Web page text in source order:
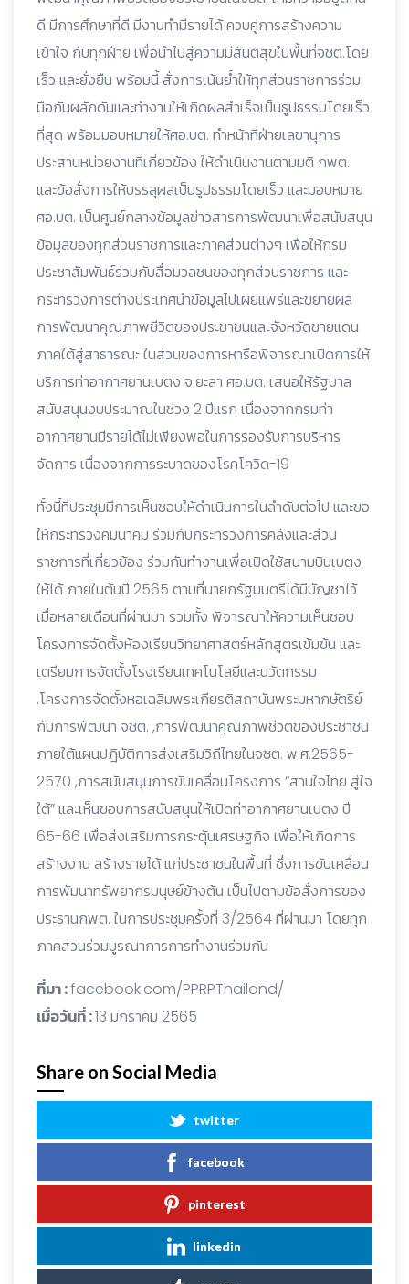
ดี มีการศึกษาที่ดี มีงานทำมีรายได้ ควบคู่การสร้างความ
เข้าใจ กับทุกฝ่าย เพื่อนำไปสู่ความมีสันติสุขในพื้นที่จชต.โดย
เร็ว และยั่งยืน พร้อมนี้ สั่งการเน้นย้ำให้ทุกส่วนราชการร่วม
มือกันผลักดันและทำงานให้เกิดผลสำเร็จเป็นธูปธรรมโดยเร็ว
ที่สุด พร้อมมอบหมายให้ศอ.บต. ทำหน้าที่ฝ่ายเลขานุการ
ประสานหน่วยงานที่เกี่ยวข้อง ให้ดำเนินงานตามมติ กพต.
และข้อสั่งการให้บรรลุผลเป็นรูปธรรมโดยเร็ว และมอบหมาย
ศอ.บต. เป็นศูนย์กลางข้อมูลข่าวสารการพัฒนาเพื่อสนับสนุน
ข้อมูลของทุกส่วนราชการและภาคส่วนต่างๆ เพื่อให้กรม
ประชาสัมพันธ์ร่วมกับสื่อมวลชนของทุกส่วนราชการ และ
กระทรวงการต่างประเทศนำข้อมูลไปเผยแพร่และขยายผล
การพัฒนาคุณภาพชีวิตของประชาชนและจังหวัดชายแดน
ภาคใต้สู่สาธารณะ ในส่วนของการหารือพิจารณาเปิดการให้
บริการท่าอากาศยานเบตง จ.ยะลา ศอ.บต. เสนอให้รัฐบาล
สนับสนุนงบประมาณในช่วง 2 ปีแรก เนื่องจากกรมท่า
อากาศยานมีรายได้ไม่เพียงพอในการรองรับการบริหาร
จัดการ เนื่องจากการระบาดของโรคโควิด-19
ทั้งนี้ที่ประชุมมีการเห็นชอบให้ดำเนินการในลำดับต่อไป และขอ
ให้กระทรวงคมนาคม ร่วมกับกระทรวงการคลังและส่วน
ราชการที่เกี่ยวข้อง ร่วมกันทำงานเพื่อเปิดใช้สนามบินเบตง
ให้ได้ ภายในต้นปี 2565 ตามที่นายกรัฐมนตรีได้มีบัญชาไว้
เมื่อหลายเดือนที่ผ่านมา รวมทั้ง พิจารณาให้ความเห็นชอบ
โครงการจัดตั้งห้องเรียนวิทยาศาสตร์หลักสูตรเข้มข้น และ
เตรียมการจัดตั้งโรงเรียนเทคโนโลยีและนวัตกรรม
,โครงการจัดตั้งหอเฉลิมพระเกียรติสถาบันพระมหากษัตริย์
กับการพัฒนา จชต. ,การพัฒนาคุณภาพชีวิตของประชาชน
ภายใต้แผนปฎิบัติการส่งเสริมวิถีไทยในจชต. พ.ศ.2565-
2570 ,การสนับสนุนการขับเคลื่อนโครงการ “สานใจไทย สู่ใจ
ใต้” และเห็นชอบการสนับสนุนให้เปิดท่าอากาศยานเบตง ปี
65-66 เพื่อส่งเสริมการกระตุ้นเศรษฐกิจ เพื่อให้เกิดการ
สร้างงาน สร้างรายได้ แก่ประชาชนในพื้นที่ ซึ่งการขับเคลื่อน
การพัมนาทรัพยากรมนุษย์ข้างต้น เป็นไปตามข้อสั่งการของ
ประธานกพต. ในการประชุมครั้งที่ 3/2564 ที่ผ่านมา โดยทุก
ภาคส่วนร่วมบูรณาการการทำงานร่วมกัน
ที่มา :facebook.com/PPRPThailand/
เมื่อวันที่ :13 มกราคม 2565
Share on Social Media
twitter
facebook
pinterest
linkedin